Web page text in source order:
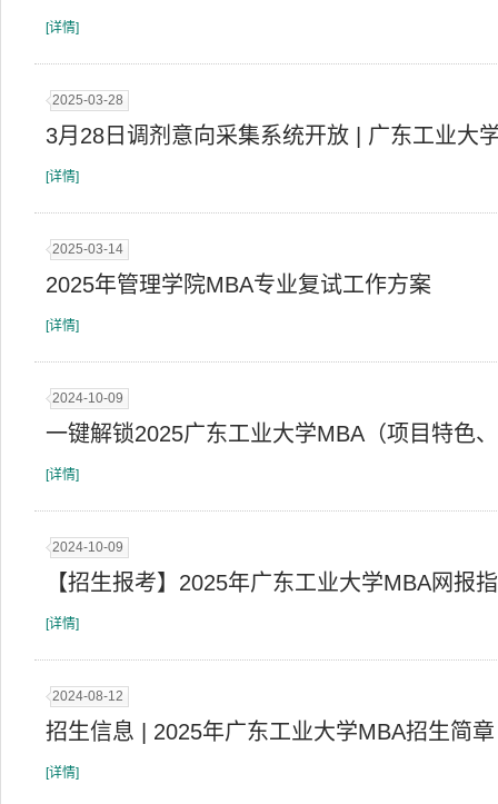
[详情]
2025-03-28
3月28日调剂意向采集系统开放 | 广东工业大
[详情]
2025-03-14
2025年管理学院MBA专业复试工作方案
[详情]
2024-10-09
一键解锁2025广东工业大学MBA（项目特色
[详情]
2024-10-09
【招生报考】2025年广东工业大学MBA网报
[详情]
2024-08-12
招生信息 | 2025年广东工业大学MBA招生简章
[详情]